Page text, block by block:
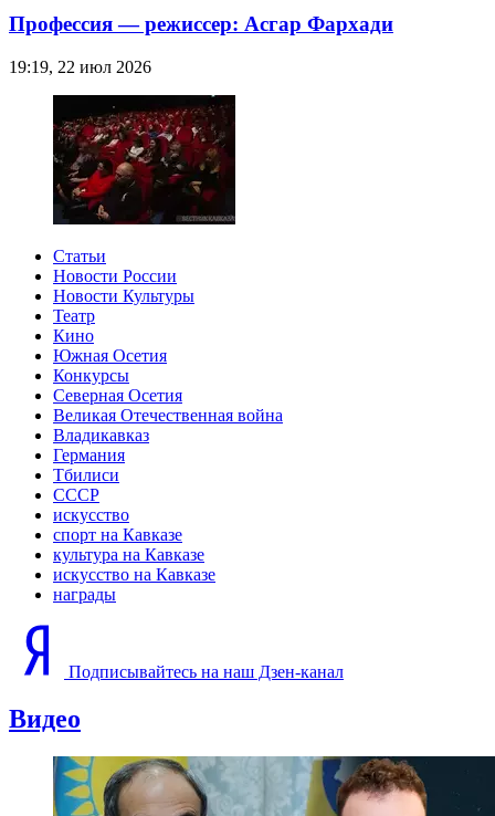
Профессия — режиссер: Асгар Фархади
19:19, 22 июл 2026
Статьи
Новости России
Новости Культуры
Театр
Кино
Южная Осетия
Конкурсы
Северная Осетия
Великая Отечественная война
Владикавказ
Германия
Тбилиси
СССР
искусство
спорт на Кавказе
культура на Кавказе
искусство на Кавказе
награды
Подписывайтесь на наш Дзен-канал
Видео